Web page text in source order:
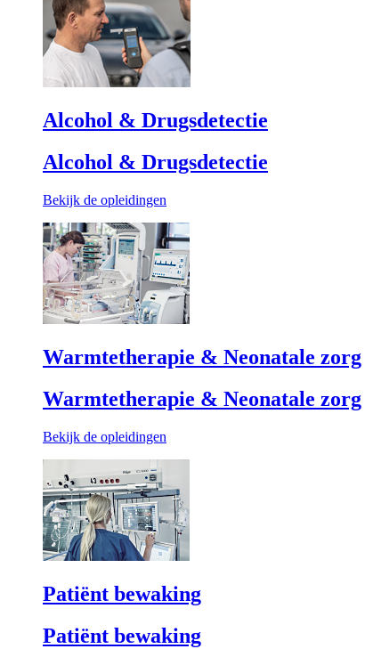
Alcohol & Drugsdetectie
Alcohol & Drugsdetectie
Bekijk de opleidingen
Warmtetherapie & Neonatale zorg
Warmtetherapie & Neonatale zorg
Bekijk de opleidingen
Patiënt bewaking
Patiënt bewaking